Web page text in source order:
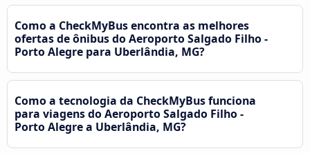
Como a CheckMyBus encontra as melhores
ofertas de ônibus do Aeroporto Salgado Filho -
Porto Alegre para Uberlândia, MG?
Como a tecnologia da CheckMyBus funciona
para viagens do Aeroporto Salgado Filho -
Porto Alegre a Uberlândia, MG?